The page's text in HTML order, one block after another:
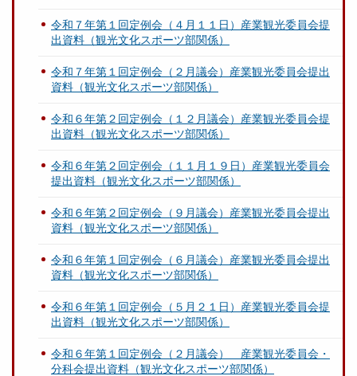
令和７年第１回定例会（４月１１日）産業観光委員会提
出資料（観光文化スポーツ部関係）
令和７年第１回定例会（２月議会）産業観光委員会提出
資料（観光文化スポーツ部関係）
令和６年第２回定例会（１２月議会）産業観光委員会提
出資料（観光文化スポーツ部関係）
令和６年第２回定例会（１１月１９日）産業観光委員会
提出資料（観光文化スポーツ部関係）
令和６年第２回定例会（９月議会）産業観光委員会提出
資料（観光文化スポーツ部関係）
令和６年第１回定例会（６月議会）産業観光委員会提出
資料（観光文化スポーツ部関係）
令和６年第１回定例会（５月２１日）産業観光委員会提
出資料（観光文化スポーツ部関係）
令和６年第１回定例会（２月議会） 産業観光委員会・
分科会提出資料（観光文化スポーツ部関係）